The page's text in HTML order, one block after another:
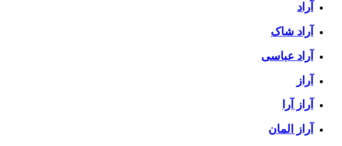
آراد
آراد شاک
آراد عباسی
آراز
آراز آرا
آراز المان